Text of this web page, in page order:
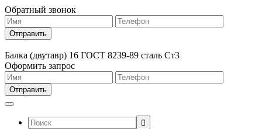
Обратный звонок
Балка (двутавр) 16 ГОСТ 8239-89 сталь Ст3
Оформить запрос
Поиск: